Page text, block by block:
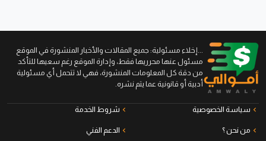
...إخلاء مسئولية: جميع المقالات والأخبار المنشورة في الموقع
مسئول عنها محرريها فقط، وإدارة الموقع رغم سعيها للتأكد
من دقة كل المعلومات المنشورة، فهي لا تتحمل أي مسئولية
أدبية أو قانونية عما يتم نشره.
سياسة الخصوصية شروط الخدمة
من نحن ؟ الدعم الفني